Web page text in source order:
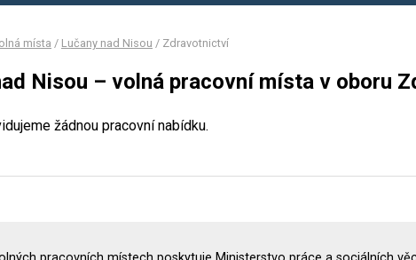
místa / Lučany nad Nisou / Zdravotnictví
Nisou – volná pracovní místa v oboru
žádnou pracovní nabídku.